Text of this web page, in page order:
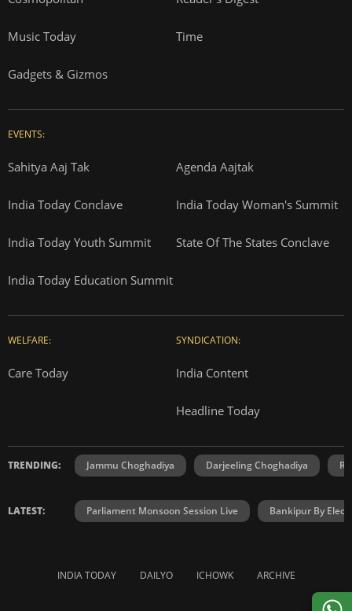
Music Today Time
Gadgets & Gizmos
EVENTS:
Sahitya Aaj Tak Agenda Aajtak
India Today Conclave India Today Woman's Summit
India Today Youth Summit State Of The States Conclave
India Today Education Summit
WELFARE:
Care Today
SYNDICATION:
India Content
Headline Today
TRENDING: Jammu Choghadiya Darjeeling Choghadiya
LATEST: Parliament Monsoon Session Live Bankipur By
INDIA TODAY DAILYO ICHOWK ARCHIVE